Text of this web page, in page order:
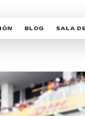
PRIMERA OPCIÓN
JUNTOS
BLOG
MEXICOGP
INTERACTIVOS
SALA